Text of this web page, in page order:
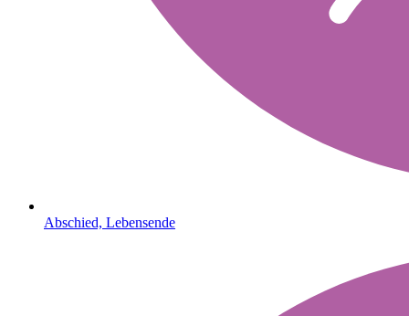
Abschied, Lebensende